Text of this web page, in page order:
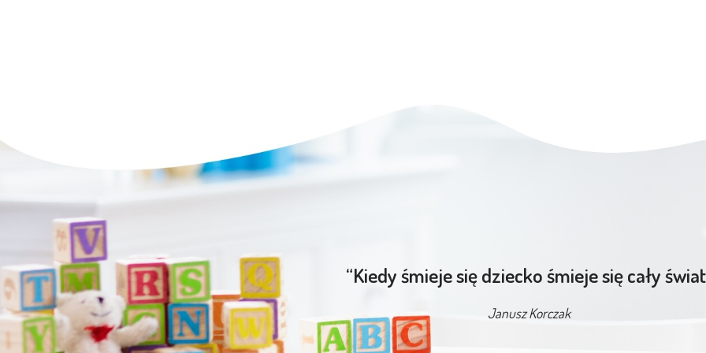
“Kiedy śmieje się dziecko śmieje się cały
Janusz Korczak